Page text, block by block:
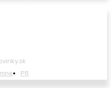
PR